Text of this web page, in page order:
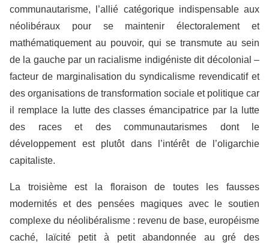
communautarisme, l’allié catégorique indispensable aux
néolibéraux pour se maintenir électoralement et
mathématiquement au pouvoir, qui se transmute au sein
de la gauche par un racialisme indigéniste dit décolonial –
facteur de marginalisation du syndicalisme revendicatif et
des organisations de transformation sociale et politique car
il remplace la lutte des classes émancipatrice par la lutte
des races et des communautarismes dont le
développement est plutôt dans l’intérêt de l’oligarchie
capitaliste.
La troisième est la floraison de toutes les fausses
modernités et des pensées magiques avec le soutien
complexe du néolibéralisme : revenu de base, européisme
caché, laïcité petit à petit abandonnée au gré des